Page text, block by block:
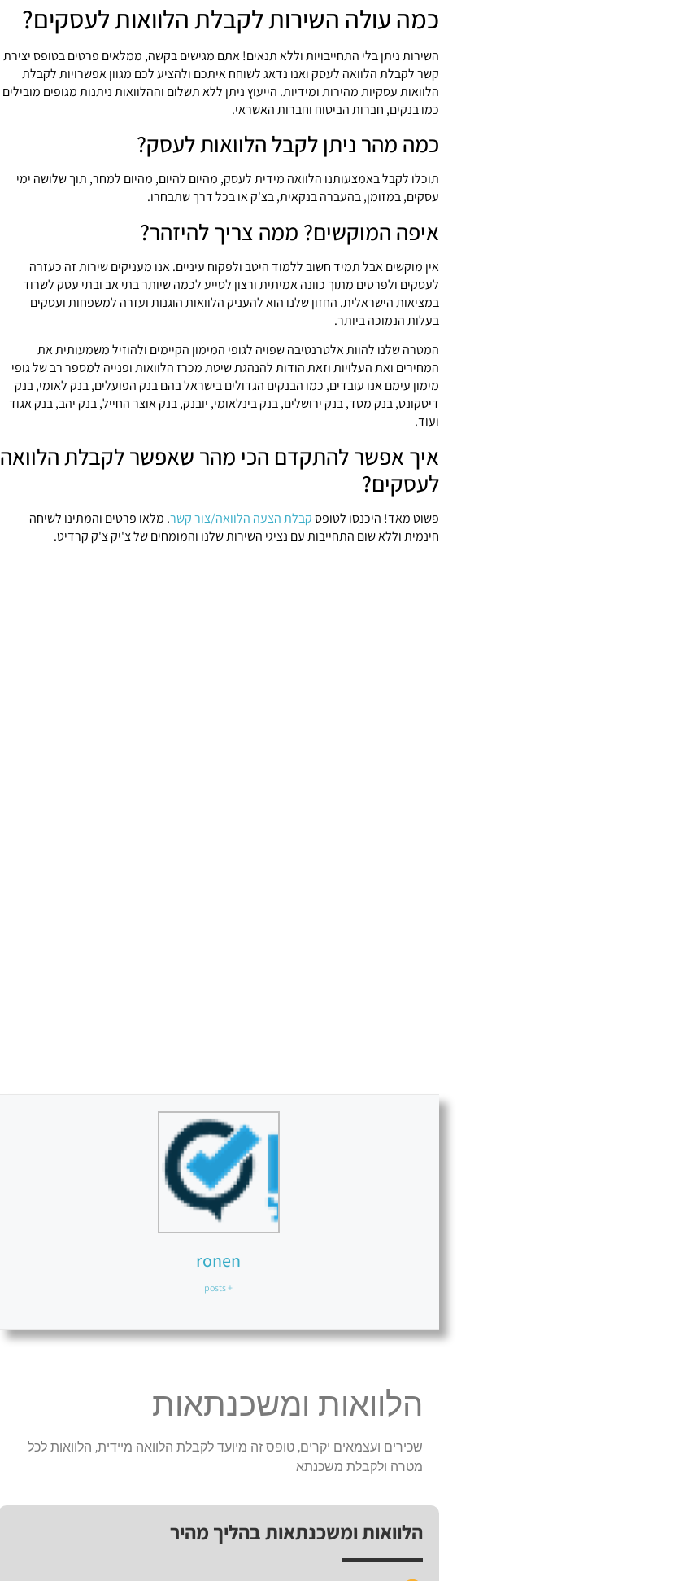
כמה עולה השירות לקבלת הלוואות לעסקים?
השירות ניתן בלי התחייבויות וללא תנאים! אתם מגישים בקשה, ממלאים פרטים בטופס יצירת
קשר לקבלת הלוואה לעסק ואנו נדאג לשוחח איתכם ולהציע לכם מגוון אפשרויות לקבלת
הלוואות עסקיות מהירות ומידיות. הייעוץ ניתן ללא תשלום וההלוואות ניתנות מגופים מובילים
כמו בנקים, חברות הביטוח וחברות האשראי.
כמה מהר ניתן לקבל הלוואות לעסק?
תוכלו לקבל באמצעותנו הלוואה מידית לעסק, מהיום להיום, מהיום למחר, תוך שלושה ימי
עסקים, במזומן, בהעברה בנקאית, בצ'ק או בכל דרך שתבחרו.
איפה המוקשים? ממה צריך להיזהר?
אין מוקשים אבל תמיד חשוב ללמוד היטב ולפקוח עיניים. אנו מעניקים שירות זה כעזרה
לעסקים ולפרטים מתוך כוונה אמיתית ורצון לסייע לכמה שיותר בתי אב ובתי עסק לשרוד
במציאות הישראלית. החזון שלנו הוא להעניק הלוואות הוגנות ועזרה למשפחות ועסקים
בעלות הנמוכה ביותר.
המטרה שלנו להוות אלטרנטיבה שפויה לגופי המימון הקיימים ולהוזיל משמעותית את
המחירים ואת העלויות וזאת הודות להנהגת שיטת מכרז הלוואות ופנייה למספר רב של גופי
מימון עימם אנו עובדים, כמו הבנקים הגדולים בישראל בהם בנק הפועלים, בנק לאומי, בנק
דיסקונט, בנק מסד, בנק ירושלים, בנק בינלאומי, יובנק, בנק אוצר החייל, בנק יהב, בנק אגוד
ועוד.
איך אפשר להתקדם הכי מהר שאפשר לקבלת הלוואה
לעסקים?
פשוט מאד! היכנסו לטופסקבלת הצעה הלוואה/צור קשר. מלאו פרטים והמתינו לשיחה
חינמית וללא שום התחייבות עם נציגי השירות שלנו והמומחים של צ'יק צ'ק קרדיט.
ronen
+ posts
הלוואות ומשכנתאות
שכירים ועצמאים יקרים, טופס זה מיועד לקבלת הלוואה מיידית, הלוואות לכל
מטרה ולקבלת משכנתא
הלוואות ומשכנתאות בהליך מהיר